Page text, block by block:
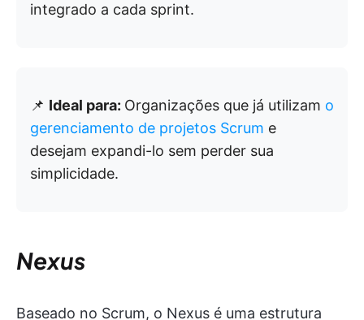
integrado a cada sprint.
📌 Ideal para: Organizações que já utilizam o
gerenciamento de projetos Scrum e
desejam expandi-lo sem perder sua
simplicidade.
Nexus
Baseado no Scrum, o Nexus é uma estrutura